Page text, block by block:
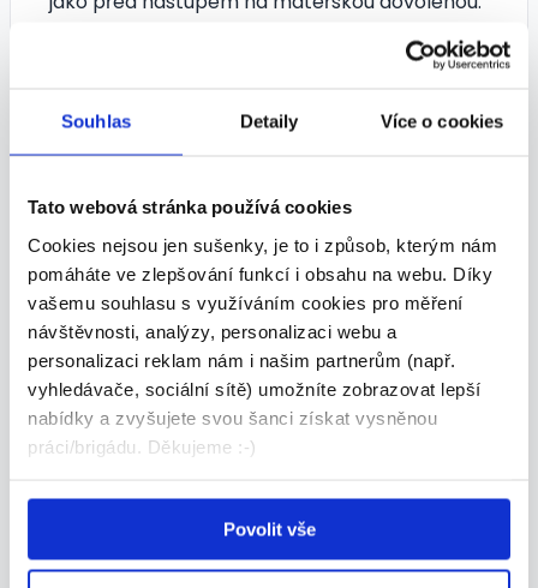
Souhlas Detaily Více o cookies
Tato webová stránka používá cookies
Cookies nejsou jen sušenky, je to i způsob, kterým nám
pomáháte ve zlepšování funkcí i obsahu na webu. Díky
vašemu souhlasu s využíváním cookies pro měření
návštěvnosti, analýzy, personalizaci webu a
personalizaci reklam nám i našim partnerům (např.
vyhledávače, sociální sítě) umožníte zobrazovat lepší
nabídky a zvyšujete svou šanci získat vysněnou
práci/brigádu. Děkujeme :-)
Povolit vše
Práce je umožněna až po 6 týdnech od
Nárok na mateřskou nevzniká automaticky,
ale je třeba se podílet na nemocenském
respektive 180 dnů za poslední rok v případě
OSVČ
Přivýdělek pro OSVČ
Pokud byla osoba na mateřské, či rodičovské
dovolené OSVČ, může si opět přivydělávat, ale
nikoliv jako OSVČ
osobně
. Co to znamená?
Pokud matka vykonávala výdělečnou činnost
jako OSVČ, nesmí v tom pokračovat, jinak jí
odebrán. Pokud ale příjem OSVČ plyne ze
zaměstnanců, ti samozřejmě dále mohou
pracovat a výplata příspěvků tím omezena